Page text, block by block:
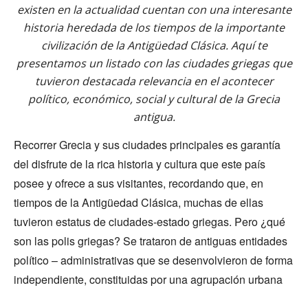
existen en la actualidad cuentan con una interesante
historia heredada de los tiempos de la importante
civilización de la Antigüedad Clásica. Aquí te
presentamos un listado con las ciudades griegas que
tuvieron destacada relevancia en el acontecer
político, económico, social y cultural de la Grecia
antigua.
Recorrer Grecia y sus ciudades principales es garantía
del disfrute de la rica historia y cultura que este país
posee y ofrece a sus visitantes, recordando que, en
tiempos de la Antigüedad Clásica, muchas de ellas
tuvieron estatus de ciudades-estado griegas. Pero ¿qué
son las polis griegas? Se trataron de antiguas entidades
político – administrativas que se desenvolvieron de forma
independiente, constituidas por una agrupación urbana